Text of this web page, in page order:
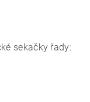
sekačky řady: